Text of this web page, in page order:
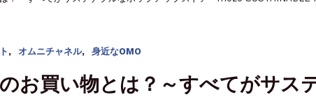
, オムニチャネル, 身近なOMO
お買い物とは？～すべてがサス